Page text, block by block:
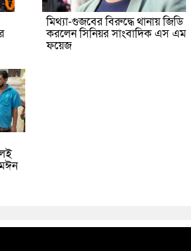
মিথ্যা-গুজবের বিরুদ্ধে থানায় জিডি
করলেন সিনিয়র সাংবাদিক এস এম
ফয়েজ